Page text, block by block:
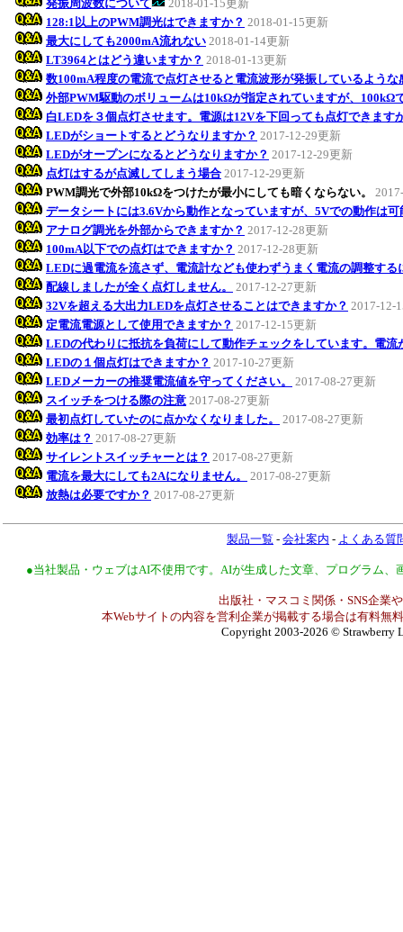
発振周波数について
2018-01-15更新
128:1以上のPWM調光はできますか？ 2018-01-15更新
最大にしても2000mA流れない 2018-01-14更新
LT3964とはどう違いますか？ 2018-01-13更新
数100mA程度の電流で点灯させると電流波形が発振しているような
外部PWM駆動のボリュームは10kΩが指定されていますが、100kΩ
白LEDを３個点灯させます。電源は12Vを下回っても点灯できます
LEDがショートするとどうなりますか？ 2017-12-29更新
LEDがオープンになるとどうなりますか？ 2017-12-29更新
点灯はするが点滅してしまう場合 2017-12-29更新
PWM調光で外部10kΩをつけたが最小にしても暗くならない。
データシートには3.6Vから動作となっていますが、5Vでの動作は可
アナログ調光を外部からできますか？ 2017-12-28更新
100mA以下での点灯はできますか？ 2017-12-28更新
LEDに過電流を流さず、電流計なども使わずうまく電流の調整する
配線しましたが全く点灯しません。
2017-12-27更新
32Vを超える大出力LEDを点灯させることはできますか？ 2017-12-
定電流電源として使用できますか？ 2017-12-15更新
LEDの代わりに抵抗を負荷にして動作チェックをしています。電流
LEDの１個点灯はできますか？ 2017-10-27更新
LEDメーカーの推奨電流値を守ってください。
2017-08-27更新
スイッチをつける際の注意 2017-08-27更新
最初点灯していたのに点かなくなりました。
2017-08-27更新
効率は？ 2017-08-27更新
サイレントスイッチャーとは？ 2017-08-27更新
電流を最大にしても2Aになりません。
2017-08-27更新
放熱は必要ですか？ 2017-08-27更新
製品一覧 - 会社案内 - よくある質
●当社製品・ウェブはAI不使用です。AIが生成した文章、プログラム
出版社・マスコミ関係・SNS企業
本Webサイトの内容を営利企業が掲載する場合は有料無
Copyright 2003-2026 © Strawberry